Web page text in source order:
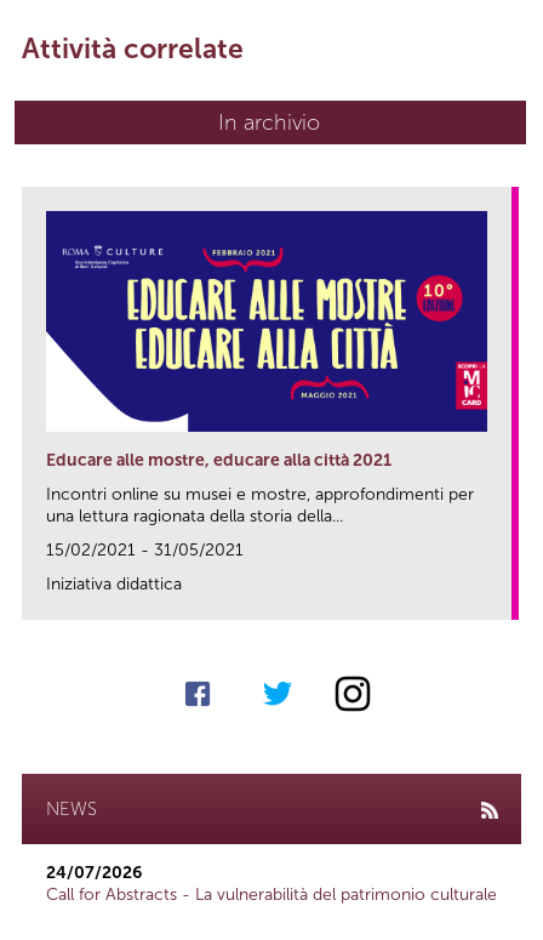
Attività correlate
In archivio
Educare alle mostre, educare alla città 2021
Incontri online su musei e mostre, approfondimenti per
una lettura ragionata della storia della...
15/02/2021 - 31/05/2021
Iniziativa didattica
NEWS
24/07/2026
Call for Abstracts - La vulnerabilità del patrimonio culturale